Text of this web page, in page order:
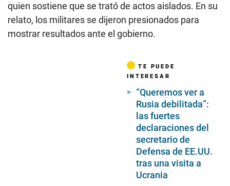
quien sostiene que se trató de actos aislados. En su
relato, los militares se dijeron presionados para
mostrar resultados ante el gobierno.
TE PUEDE
INTERESAR
“Queremos ver a
Rusia debilitada”:
las fuertes
declaraciones del
secretario de
Defensa de EE.UU.
tras una visita a
Ucrania